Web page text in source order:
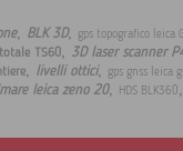
, BLK 3D, gps topografico leica
TS60, 3D laser scanner
, livelli ottici, gps gnss leica
leica zeno 20, HDS BLK360